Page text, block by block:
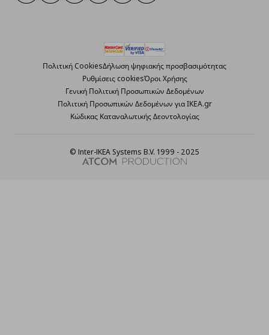
Πολιτική CookiesΔήλωση ψηφιακής προσβασιμότητας
Ρυθμίσεις cookiesΌροι Χρήσης
Γενική Πολιτική Προσωπικών Δεδομένων
Πολιτική Προσωπικών Δεδομένων για ΙΚΕΑ.gr
Κώδικας Καταναλωτικής Δεοντολογίας
© Inter-IKEA Systems B.V. 1999 - 2025